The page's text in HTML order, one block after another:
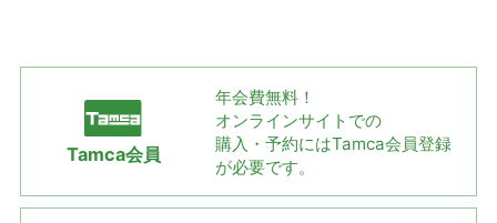
Tamca会員
年会費無料！
オンラインサイトでの
購入・予約にはTamca会員登録
が必要です。